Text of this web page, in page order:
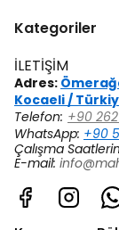
Kategoriler
İLETİŞİM
Adres:
Kocaeli /
Telefon: +90
WhatsApp: +90
Çalışma
E-mail: